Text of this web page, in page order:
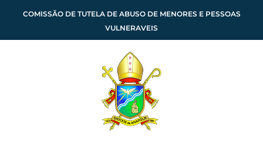
COMISSÃO DE TUTELA DE ABUSO DE MENORES E PESSOAS
VULNERAVEIS